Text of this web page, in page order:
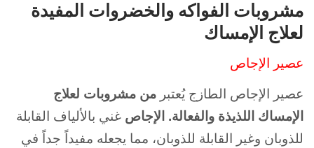
مشروبات الفواكه والخضروات المفيدة
لعلاج الإمساك
عصير الإجاص
عصير الإجاص الطازج يُعتبر من مشروبات لعلاج
الإمساك اللذيذة والفعالة. الإجاص غني بالألياف القابلة
للذوبان وغير القابلة للذوبان، مما يجعله مفيداً جداً في